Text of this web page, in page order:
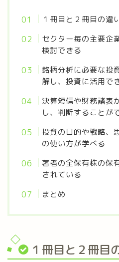
１冊目と２冊目の違
セクター毎の主要企
検討できる
銘柄分析に必要な投
解し、投資に活用で
決算短信や財務諸表
し、判断することが
投資の目的や戦略、
の使い方が学べる
著者の全保有株の保
されている
まとめ
１冊目と２冊目